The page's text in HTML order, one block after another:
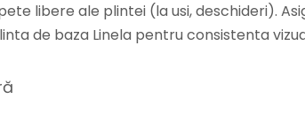
libere ale plintei (la usi, deschideri).
de baza Linela pentru consistenta